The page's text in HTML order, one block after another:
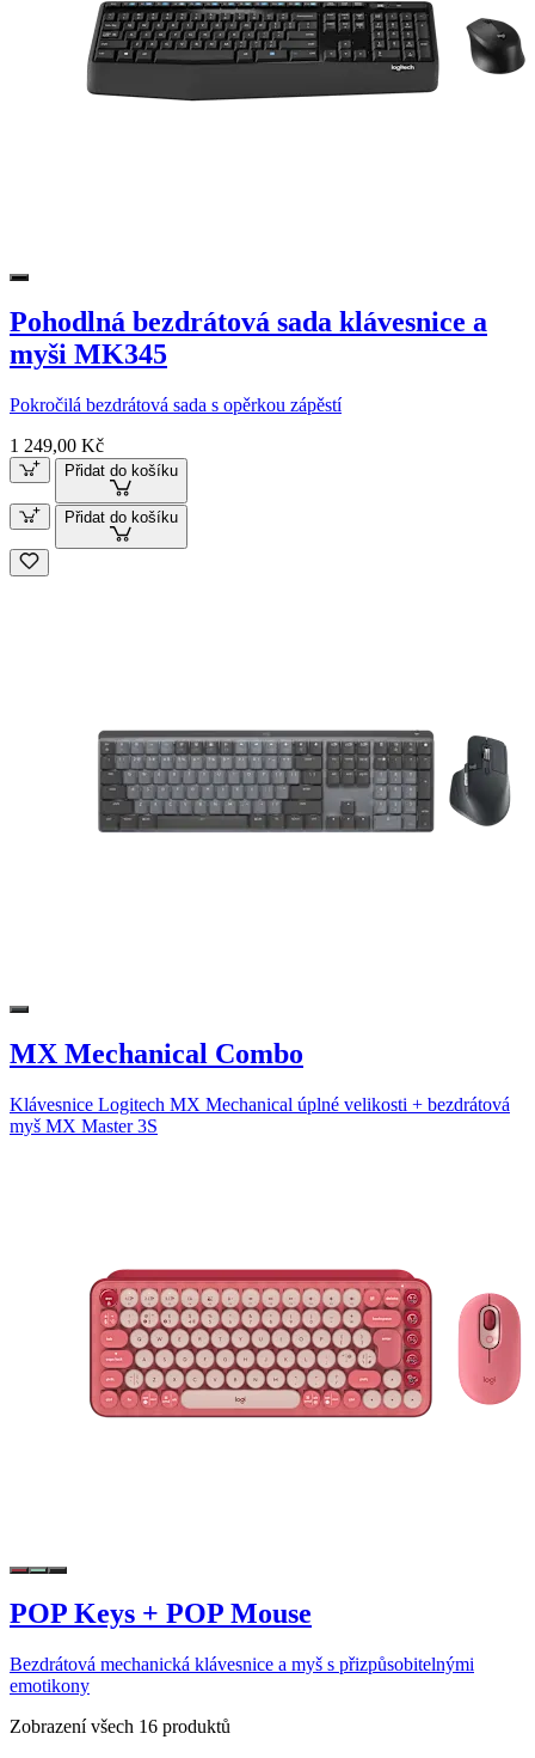
Pohodlná bezdrátová sada klávesnice a
myši MK345
Pokročilá bezdrátová sada s opěrkou zápěstí
1 249,00 Kč
Přidat do košíku
Přidat do košíku
MX Mechanical Combo
Klávesnice Logitech MX Mechanical úplné velikosti + bezdrátová
myš MX Master 3S
POP Keys + POP Mouse
Bezdrátová mechanická klávesnice a myš s přizpůsobitelnými
emotikony
Zobrazení všech 16 produktů